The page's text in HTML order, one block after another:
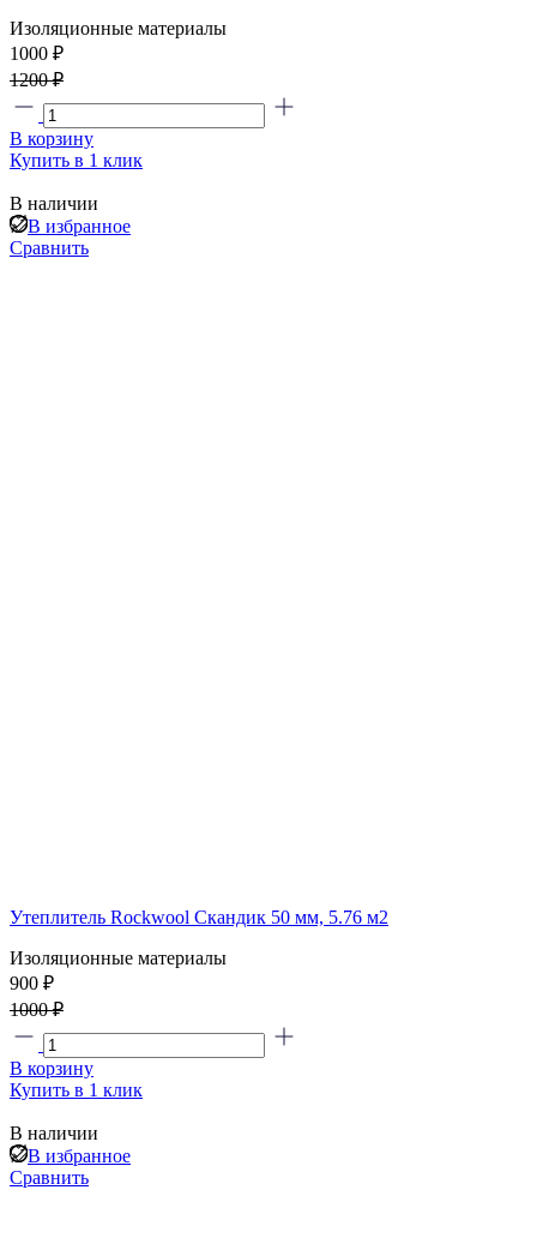
Изоляционные материалы
1000 ₽
1200 ₽
В корзину
Купить в 1 клик
В наличии
В избранное
Сравнить
Утеплитель Rockwool Скандик 50 мм, 5.76 м2
Изоляционные материалы
900 ₽
1000 ₽
В корзину
Купить в 1 клик
В наличии
В избранное
Сравнить